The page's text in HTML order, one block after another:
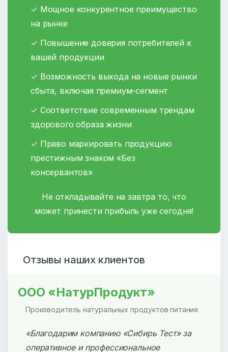
✓ Мощное конкурентное преимущество
на рынке
✓ Повышение доверия потребителей к
вашей продукции
✓ Возможность выхода на новые рынки
сбыта, включая премиум-сегмент
✓ Соответствие современным трендам
здорового образа жизни
✓ Право маркировать продукцию
престижным знаком «Без
консервантов»
Не откладывайте на завтра то, что
может принести прибыль уже сегодня!
Отзывы наших клиентов
ООО «НатурПродукт»
Производитель натуральных продуктов питания
«Благодарим компанию «Сибирь Тест» за
оперативное и профессиональное